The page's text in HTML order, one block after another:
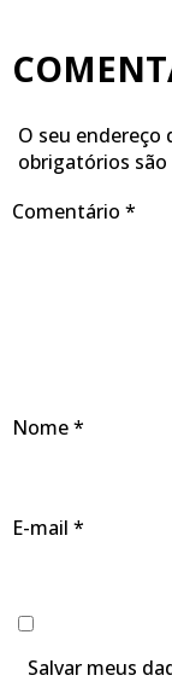
O seu endereço
obrigatórios
Comentário *
Nome*
E-mail *
Salvar meus